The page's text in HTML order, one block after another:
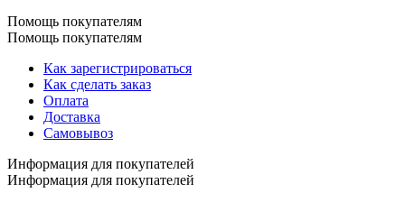
Помощь покупателям
Помощь покупателям
Как зарегистрироваться
Как сделать заказ
Оплата
Доставка
Самовывоз
Информация для покупателей
Информация для покупателей